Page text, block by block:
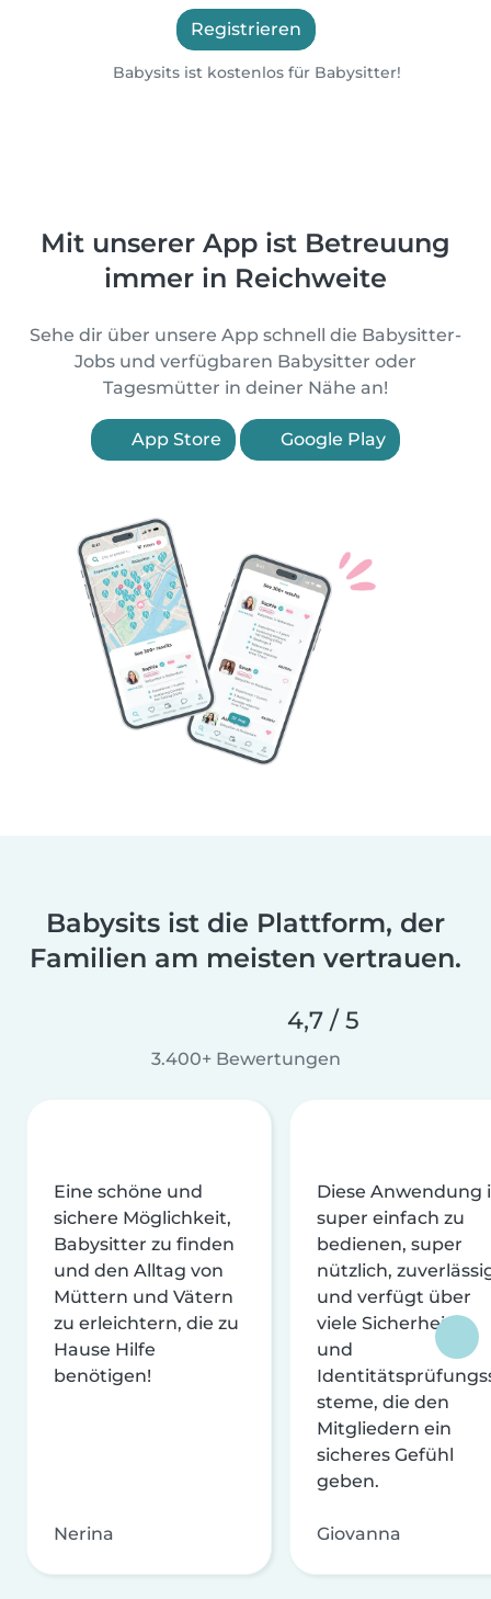
Registrieren
Babysits ist kostenlos für Babysitter!
Mit unserer App ist Betreuung
immer in Reichweite
Sehe dir über unsere App schnell die Babysitter-
Jobs und verfügbaren Babysitter oder
Tagesmütter in deiner Nähe an!
App Store Google Play
Babysits ist die Plattform, der
Familien am meisten vertrauen.
4,7 / 5
3.400+ Bewertungen
Eine schöne und
sichere Möglichkeit,
Babysitter zu finden
und den Alltag von
Müttern und Vätern
zu erleichtern, die zu
Hause Hilfe
benötigen!
Nerina
Diese Anwendung
super einfach zu
bedienen, super
nützlich,
und verfügt über
viele Sicherheits-
und
steme, die den
Mitgliedern ein
sicheres Gefühl
geben.
Giovanna